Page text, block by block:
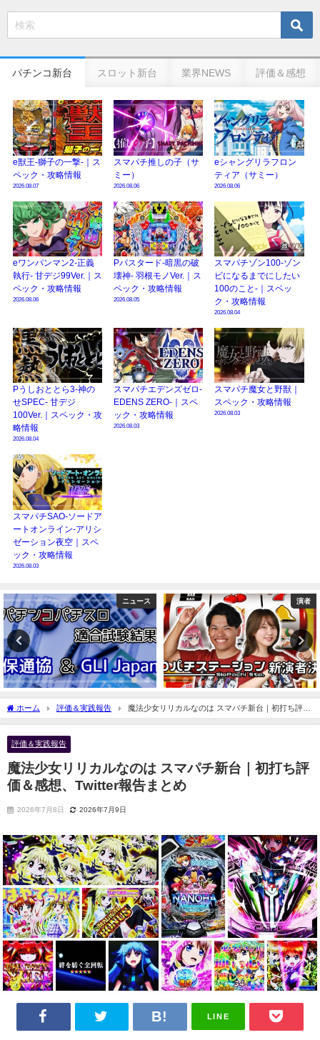
e獣王-獅子の一撃-｜スペック・攻略情報
の幸せ空間、好感触のフェアスタート、原作愛溢れる演出に感動 etc…
日遊協、ファン調査2025を発表｜使用金額中央値「1万円-3万円/1回」「遊技
歴20年以上が50％以上」等々…
【2025年】エイプリルフール話題（ネタ）まとめ｜ぱちんこパチスロ関連【4
月1日】
パチンコ新台 スロット新台 業界NEWS 評価＆感想
e獣王-獅子の一撃-｜ス
ペック・攻略情報
2026.08.07
スマパチ推しの子（サ
ミー）
2026.08.06
eシャングリラフロン
ティア（サミー）
2026.08.06
eワンパンマン2-正義
執行- 甘デジ99Ver.｜ス
ペック・攻略情報
2026.08.06
Pバスタード-暗黒の破
壊神- 羽根モノVer.｜ス
ペック・攻略情報
2026.08.05
スマパチゾン100-ゾン
ビになるまでにしたい
100のこと-｜スペッ
ク・攻略情報
2026.08.04
Pうしおととら3-神の
せSPEC- 甘デジ
100Ver.｜スペック・攻
略情報
2026.08.04
スマパチエデンズゼロ-
EDENS ZERO-｜スペ
ック・攻略情報
2026.08.03
スマパチ魔女と野獣｜
スペック・攻略情報
2026.08.03
スマパチSAO-ソードア
ートオンライン-アリシ
ゼーション夜空｜スペ
ック・攻略情報
2026.08.03
ニュース 演者
ホーム 評価＆実践報告
魔法少女リリカルなのは スマパチ新台｜初打ち評価
＆感想、Twitter報告まとめ
評価＆実践報告
魔法少女リリカルなのは スマパチ新台｜初打ち評
価＆感想、Twitter報告まとめ
2026年7月8日 2026年7月9日
LINE